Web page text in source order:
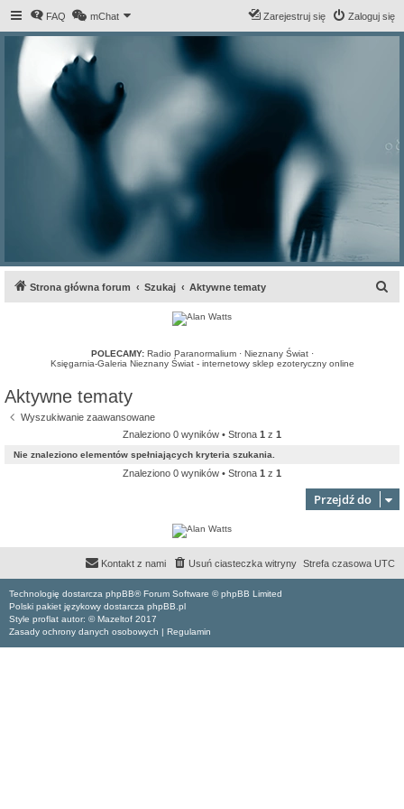
FAQ mChat Zaloguj się
Zarejestruj się
Strona główna forum Szukaj Aktywne tematy
POLECAMY: Radio Paranormalium· Nieznany Świat·
Księgarnia-Galeria Nieznany Świat - internetowy sklep ezoteryczny online
Aktywne tematy
Wyszukiwanie zaawansowane
Znaleziono 0 wyników • Strona 1 z 1
Nie znaleziono elementów spełniających kryteria szukania.
Znaleziono 0 wyników • Strona 1 z 1
Przejdź do
Strefa czasowa UTC
Usuń ciasteczka witryny
Kontakt z nami
Technologię dostarcza phpBB® Forum Software © phpBB Limited
Polski pakiet językowy dostarcza phpBB.pl
Style proflat autor: ©Mazeltof 2017
Zasady ochrony danych osobowych | Regulamin